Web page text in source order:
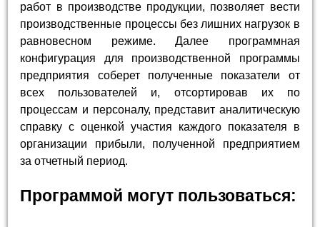
работ в производстве продукции, позволяет вести
производственные процессы без лишних нагрузок в
равновесном режиме. Далее программная
конфигурация для производственной программы
предприятия соберет полученные показатели от
всех пользователей и, отсортировав их по
процессам и персоналу, представит аналитическую
справку с оценкой участия каждого показателя в
организации прибыли, полученной предприятием
за отчетный период.
Программой могут пользоваться: